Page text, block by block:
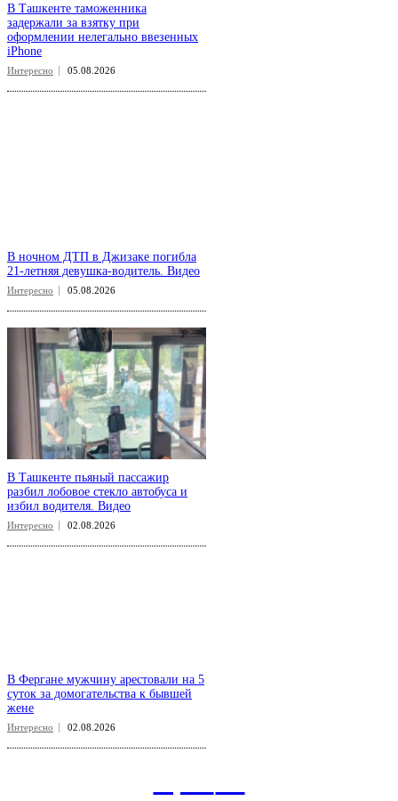
В Ташкенте таможенника
задержали за взятку при
оформлении нелегально ввезенных
iPhone
Интересно 05.08.2026
В ночном ДТП в Джизаке погибла
21-летняя девушка-водитель. Видео
Интересно 05.08.2026
В Ташкенте пьяный пассажир
разбил лобовое стекло автобуса и
избил водителя. Видео
Интересно 02.08.2026
В Фергане мужчину арестовали на 5
суток за домогательства к бывшей
жене
Интересно 02.08.2026